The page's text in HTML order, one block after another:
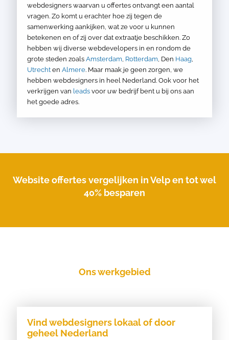
webdesigners waarvan u offertes ontvangt een aantal
vragen. Zo komt u erachter hoe zij tegen de
samenwerking aankijken, wat ze voor u kunnen
betekenen en of zij over dat extraatje beschikken. Zo
hebben wij diverse webdevelopers in en rondom de
grote steden zoals Amsterdam, Rotterdam, Den Haag,
Utrecht en Almere. Maar maak je geen zorgen, we
hebben webdesigners in heel Nederland. Ook voor het
verkrijgen van leads voor uw bedrijf bent u bij ons aan
het goede adres.
Website offertes vergelijken in Velp en tot wel
40% besparen
Ons werkgebied
Vind webdesigners lokaal of door
geheel Nederland